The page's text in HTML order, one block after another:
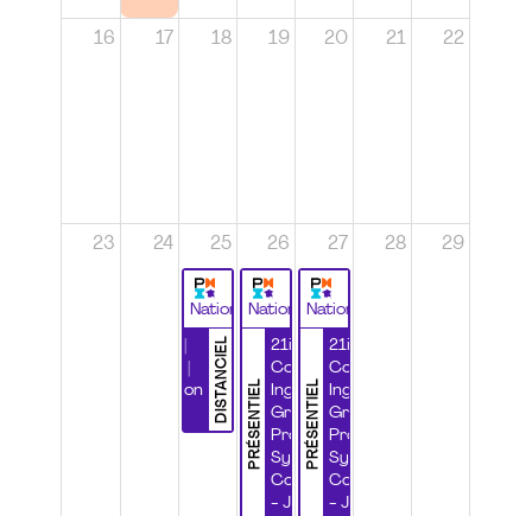
16 17 18 19 20 21 22
23 24 25
National
DISTANCIEL
Certification
26
National
PRÉSENTIEL
21ième
Congrès
Ingénierie
Grands
Projets et
Systèmes
Complexes
- Jour 1
27
National
PRÉSENTIEL
21ième
Congrès
Ingénierie
Grands
Projets et
Systèmes
Complexes
- Jour 2
28 29